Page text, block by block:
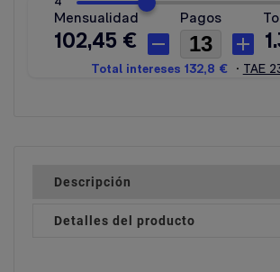
Descripción
Detalles del producto